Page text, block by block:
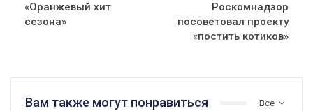
«Оранжевый хит
сезона»
Роскомнадзор
посоветовал проекту
«постить котиков»
Все
Вам также могут понравиться